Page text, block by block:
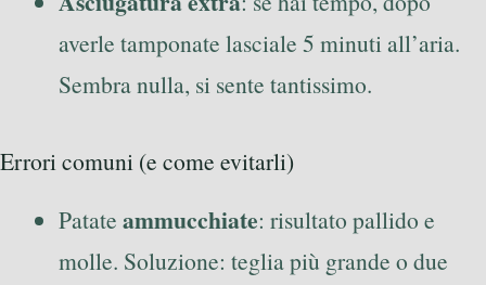
averle tamponate lasciale 5 minuti all’aria.
Sembra nulla, si sente tantissimo.
Errori comuni (e come evitarli)
Patate ammucchiate: risultato pallido e
molle. Soluzione: teglia più grande o due